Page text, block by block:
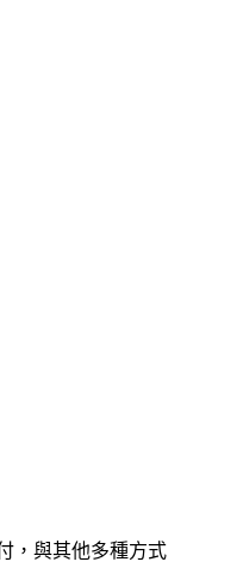
，與其他多種方式